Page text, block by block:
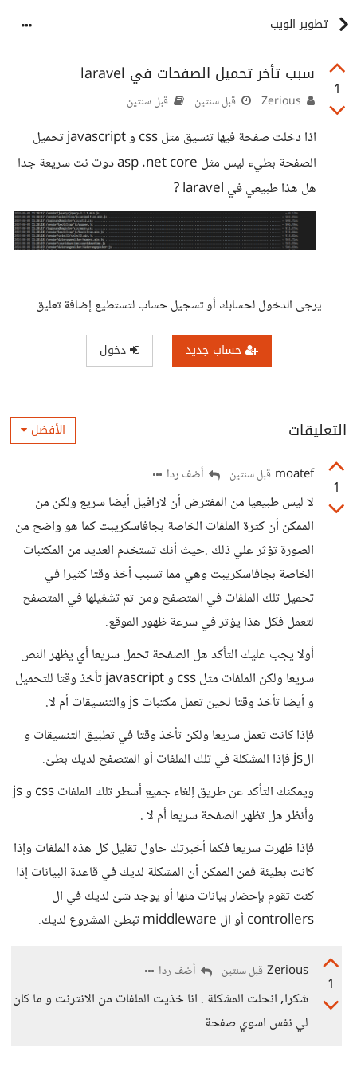
تطوير الويب
1
سبب تأخر تحميل الصفحات في laravel
قبل سنتين قبل سنتين
اذا دخلت صفحة فيها تنسيق مثل css و javascript تحميل
الصفحة بطيء ليس مثل asp .net core دوت نت سريعة جدا
هل هذا طبيعي في laravel ?
يرجى الدخول لحسابك أو تسجيل حساب لتستطيع إضافة تعليق
حساب جديد دخول
التعليقات الأفضل
1
moatef قبل سنتين أضف ردا
لا ليس طبيعيا من المفترض أن لارافيل أيضا سريع ولكن من
الممكن أن كثرة الملفات الخاصة بجافاسكريبت كما هو واضح من
الصورة تؤثر علي ذلك .حيث أنك تستخدم العديد من المكتبات
الخاصة بجافاسكريبت وهي مما تسبب أخذ وقتا كثيرا في
تحميل تلك الملفات في المتصفح ومن ثم تشغيلها في المتصفح
لتعمل فكل هذا يؤثر في سرعة ظهور الموقع.
أولا يجب عليك التأكد هل الصفحة تحمل سريعا أي يظهر النص
سريعا ولكن الملفات مثل css و javascript تأخذ وقتا للتحميل
و أيضا تأخذ وقتا لحين تعمل مكتبات js والتنسيقات أم لا.
فإذا كانت تعمل سريعا ولكن تأخذ وقتا في تطبيق التنسيقات و
الjs فإذا المشكلة في تلك الملفات أو المتصفح لديك بطئ.
ويمكنك التأكد عن طريق إلغاء جميع أسطر تلك الملفات css و js
وأنظر هل تظهر الصفحة سريعا أم لا .
فإذا ظهرت سريعا فكما أخبرتك حاول تقليل كل هذه الملفات وإذا
كانت بطيئة فمن الممكن أن المشكلة لديك في قاعدة البيانات إذا
كنت تقوم بإحضار بيانات منها أو يوجد شئ لديك في ال
controllers أو ال middleware تبطئ المشروع لديك.
1
Zerious قبل سنتين أضف ردا
شكرا, انحلت المشكلة . انا خذيت الملفات من الانترنت و ما كان
لي نفس اسوي صفحة